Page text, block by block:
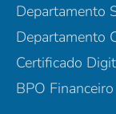
Departamento
Departamento
Certificado
BPO Financeiro